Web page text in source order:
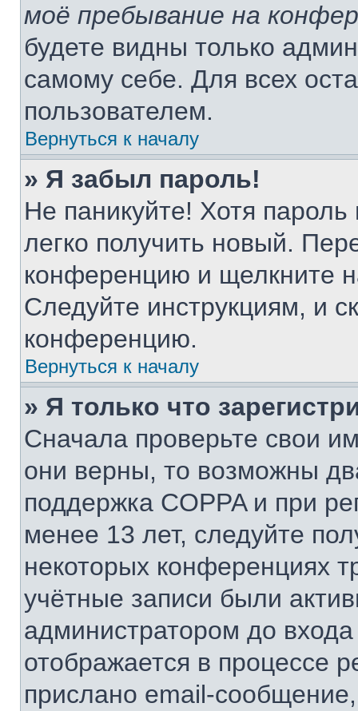
моё пребывание на
будете видны только
самому себе. Для всех
пользователем.
Вернуться к началу
» Я забыл пароль!
Не паникуйте! Хотя
легко получить новый.
конференцию и щелкните
Следуйте инструкциям, и
конференцию.
Вернуться к началу
» Я только что
Сначала проверьте свои
они верны, то возможны
поддержка COPPA и при
менее 13 лет, следуйте
некоторых конференциях
учётные записи были
администратором до
отображается в процессе
прислано email-